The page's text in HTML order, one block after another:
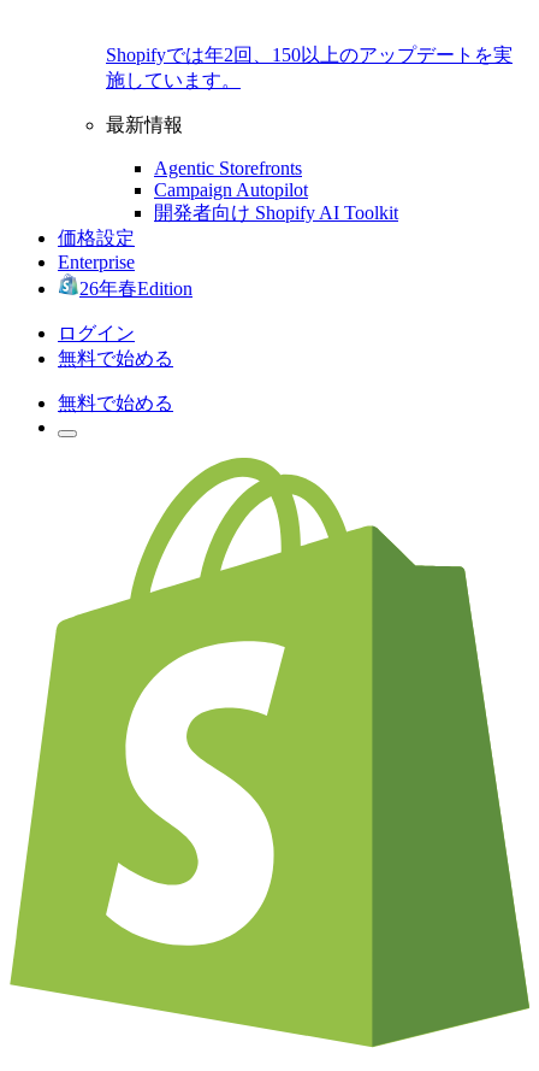
Shopifyでは年2回、150以上のアップデートを実
施しています。
最新情報
Agentic Storefronts
Campaign Autopilot
開発者向け Shopify AI Toolkit
価格設定
Enterprise
26年春Edition
ログイン
無料で始める
無料で始める